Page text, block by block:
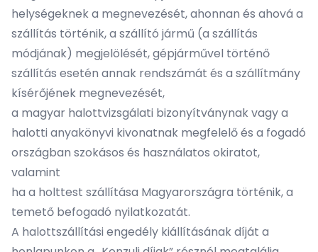
helységeknek a megnevezését, ahonnan és ahová a
szállítás történik, a szállító jármű (a szállítás
módjának) megjelölését, gépjárművel történő
szállítás esetén annak rendszámát és a szállítmány
kísérőjének megnevezését,
a magyar halottvizsgálati bizonyítványnak vagy a
halotti anyakönyvi kivonatnak megfelelő és a fogadó
országban szokásos és használatos okiratot,
valamint
ha a holttest szállítása Magyarországra történik, a
temető befogadó nyilatkozatát.
A halottszállítási engedély kiállításának díját a